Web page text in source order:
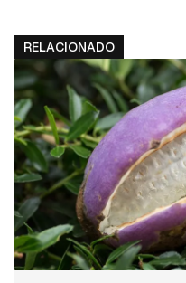
RELACIONADO